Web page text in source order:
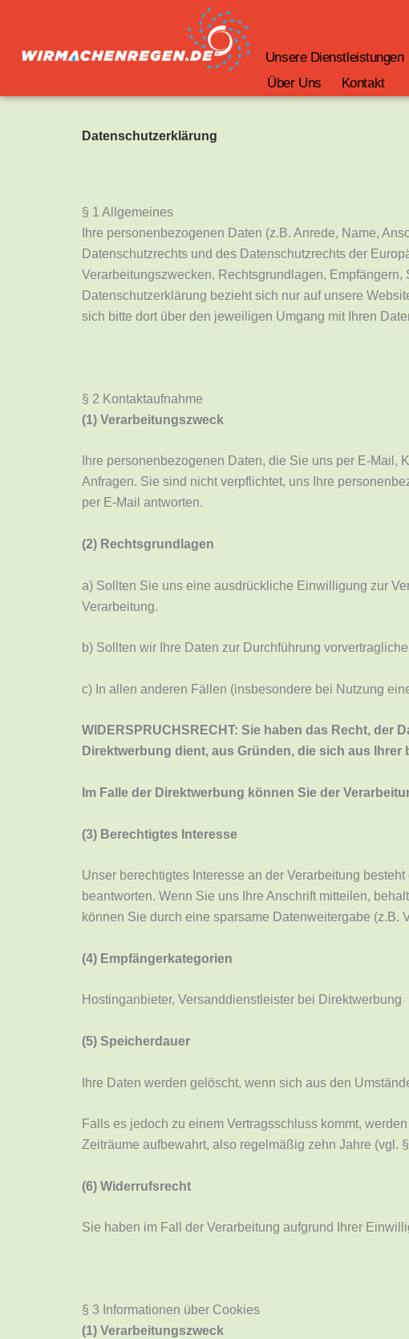
springen
Unsere Dienstleistungen
Über Uns
Kontakt
Datenschutzerklärung
§ 1 Allgemeines
Ihre personenbezogenen Daten (z.B. Anrede, Name,
Datenschutzrechts und des Datenschutzrechts der
Verarbeitungszwecken, Rechtsgrundlagen,
Datenschutzerklärung bezieht sich nur auf unsere
sich bitte dort über den jeweiligen Umgang mit Ihren
§ 2 Kontaktaufnahme
(1) Verarbeitungszweck
Ihre personenbezogenen Daten, die Sie uns per E-
Anfragen. Sie sind nicht verpflichtet, uns Ihre
per E-Mail antworten.
(2) Rechtsgrundlagen
a) Sollten Sie uns eine ausdrückliche Einwilligung zur
Verarbeitung.
b) Sollten wir Ihre Daten zur Durchführung
c) In allen anderen Fällen (insbesondere bei Nutzung
WIDERSPRUCHSRECHT: Sie haben das Recht, der
Direktwerbung dient, aus Gründen, die sich aus
Im Falle der Direktwerbung können Sie der
(3) Berechtigtes Interesse
Unser berechtigtes Interesse an der Verarbeitung
beantworten. Wenn Sie uns Ihre Anschrift mitteilen,
können Sie durch eine sparsame Datenweitergabe (z.B.
(4) Empfängerkategorien
Hostinganbieter, Versanddienstleister bei Direktwerbung
(5) Speicherdauer
Ihre Daten werden gelöscht, wenn sich aus den
Falls es jedoch zu einem Vertragsschluss kommt,
Zeiträume aufbewahrt, also regelmäßig zehn Jahre (vgl.
(6) Widerrufsrecht
Sie haben im Fall der Verarbeitung aufgrund Ihrer
§ 3 Informationen über Cookies
(1) Verarbeitungszweck